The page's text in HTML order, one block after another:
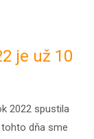
je už 10
2022 spustila
tohto dňa sme